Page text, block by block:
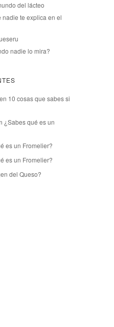
del lácteo
nadie te explica en el
nadie lo mira?
en 10 cosas que sabes si
¿Sabes qué es un
es un Fromelier?
es un Fromelier?
del Queso?